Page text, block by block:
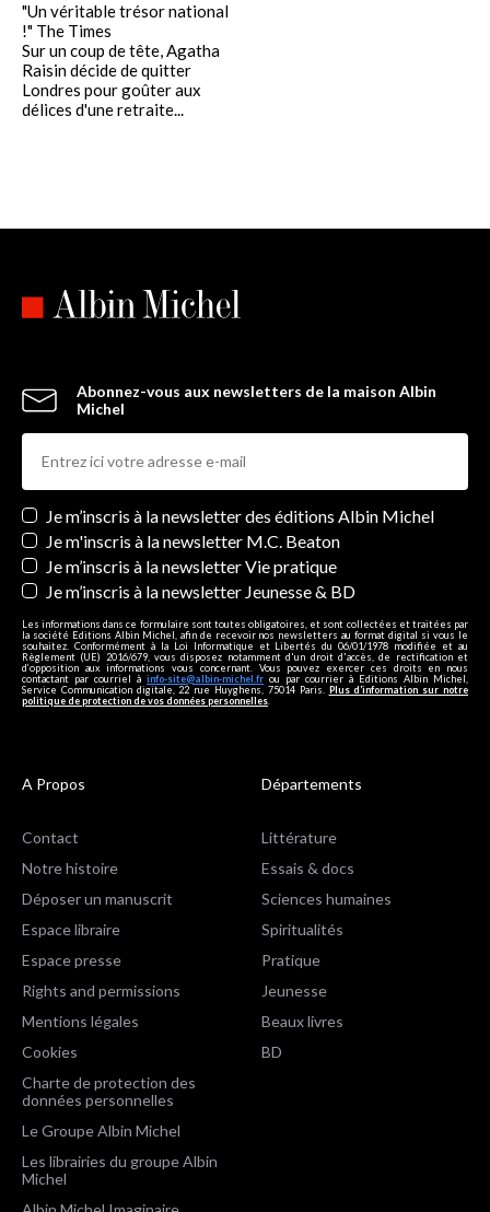
"Un véritable trésor national
!" The Times
Sur un coup de tête, Agatha
Raisin décide de quitter
Londres pour goûter aux
délices d'une retraite...
Abonnez-vous aux newsletters de la maison Albin
Michel
Newsletters
Je m’inscris à la newsletter des éditions Albin Michel
Je m'inscris à la newsletter M.C. Beaton
Je m’inscris à la newsletter Vie pratique
Je m’inscris à la newsletter Jeunesse & BD
Les informations dans ce formulaire sont toutes obligatoires, et sont collectées et traitées par
la société Editions Albin Michel, afin de recevoir nos newsletters au format digital si vous le
souhaitez. Conformément à la Loi Informatique et Libertés du 06/01/1978 modifiée et au
Règlement (UE) 2016/679, vous disposez notamment d'un droit d'accès, de rectification et
d’opposition aux informations vous concernant. Vous pouvez exercer ces droits en nous
contactant par courriel à info-site@albin-michel.fr ou par courrier à Editions Albin Michel,
Service Communication digitale, 22 rue Huyghens, 75014 Paris. Plus d’information sur notre
politique de protection de vos données personnelles
A Propos
Contact
Notre histoire
Déposer un manuscrit
Espace libraire
Espace presse
Rights and permissions
Mentions légales
Cookies
Charte de protection des
données personnelles
Le Groupe Albin Michel
Les librairies du groupe Albin
Michel
Départements
Littérature
Essais & docs
Sciences humaines
Spiritualités
Pratique
Jeunesse
Beaux livres
BD